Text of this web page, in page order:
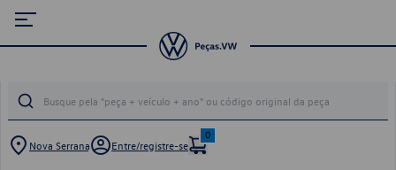
Nova Serrana Entre/registre-se
0